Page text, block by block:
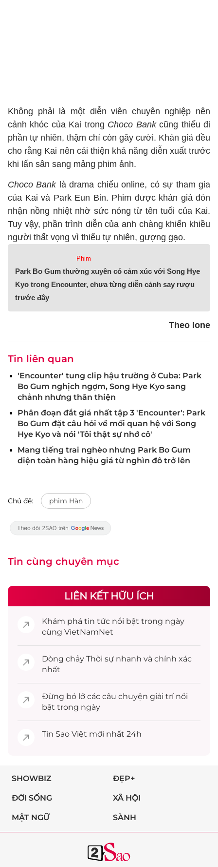
Không phải là một diễn viên chuyên nghiệp nên
cảnh khóc của Kai trong Choco Bankcũng thiếu đi
phần tự nhiên, thậm chí còn gây cười. Khán giả đều
cho rằng Kai nên cải thiện khả năng diễn xuất trước
khi lấn sân sang mảng phim ảnh.
Choco Banklà drama chiếu online, có sự tham gia
của Kai và Park Eun Bin. Phim được khán giả đón
nhận nồng nhiệt nhờ sức nóng từ tên tuổi của Kai.
Tuy vậy, phần trình diễn của anh chàng khiến khiều
người thất vọng vì thiếu tự nhiên, gượng gạo.
Phim
Park Bo Gum thường xuyên có cảm xúc với Song Hye
Kyo trong Encounter, chưa từng diễn cảnh say rượu
trước đây
Theo Ione
Tin liên quan
'Encounter' tung clip hậu trường ở Cuba: Park
Bo Gum nghịch ngợm, Song Hye Kyo sang
chảnh nhưng thân thiện
Phân đoạn đắt giá nhất tập 3 'Encounter': Park
Bo Gum đặt câu hỏi về mối quan hệ với Song
Hye Kyo và nói 'Tôi thật sự nhớ cô'
Mang tiếng trai nghèo nhưng Park Bo Gum
diện toàn hàng hiệu giá từ nghìn đô trở lên
Chủ đề: phim Hàn
Tin cùng chuyên mục
LIÊN KẾT HỮU ÍCH
Khám phá tin tức nổi bật trong ngày
cùng VietNamNet
Dòng chảy Thời sự nhanh và chính xác
nhất
Đừng bỏ lỡ các câu chuyện giải trínổi
bật trong ngày
Tin Sao Việt mới nhất 24h
SHOWBIZ ĐẸP+
ĐỜI SỐNG XÃ HỘI
MẬT NGỮ SÀNH